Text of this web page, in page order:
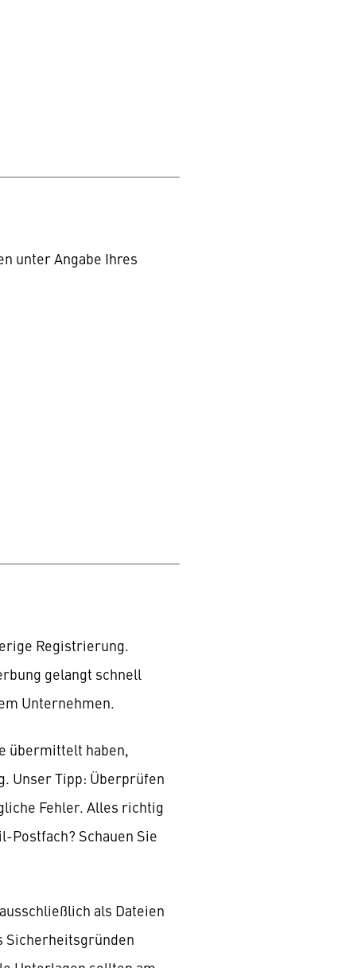
unter Angabe Ihres
Registrierung.
gelangt schnell
Unternehmen.
übermittelt haben,
Unser Tipp: Überprüfen
Fehler. Alles richtig
Postfach? Schauen Sie
als Dateien
Sicherheitsgründen